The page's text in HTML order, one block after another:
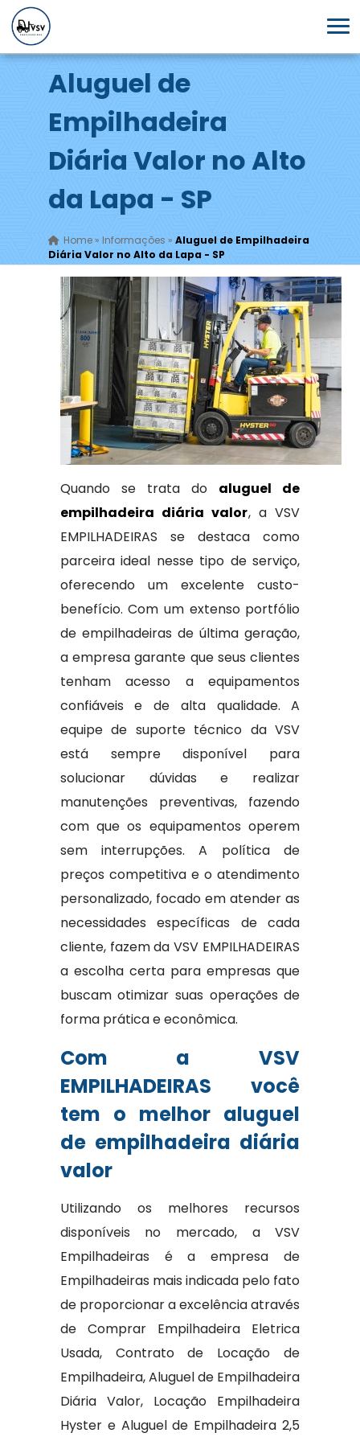
Aluguel de
Empilhadeira
Diária Valor no Alto
da Lapa - SP
Home» Informações » Aluguel de Empilhadeira
Diária Valor no Alto da Lapa - SP
Quando se trata do aluguel de
empilhadeira diária valor, a VSV
EMPILHADEIRAS se destaca como
parceira ideal nesse tipo de serviço,
oferecendo um excelente custo-
benefício. Com um extenso portfólio
de empilhadeiras de última geração,
a empresa garante que seus clientes
tenham acesso a equipamentos
confiáveis e de alta qualidade. A
equipe de suporte técnico da VSV
está sempre disponível para
solucionar dúvidas e realizar
manutenções preventivas, fazendo
com que os equipamentos operem
sem interrupções. A política de
preços competitiva e o atendimento
personalizado, focado em atender as
necessidades específicas de cada
cliente, fazem da VSV EMPILHADEIRAS
a escolha certa para empresas que
buscam otimizar suas operações de
forma prática e econômica.
Com a VSV
EMPILHADEIRAS você
tem o melhor aluguel
de empilhadeira diária
valor
Utilizando os melhores recursos
disponíveis no mercado, a VSV
Empilhadeiras é a empresa de
Empilhadeiras mais indicada pelo fato
de proporcionar a excelência através
de Comprar Empilhadeira Eletrica
Usada, Contrato de Locação de
Empilhadeira, Aluguel de Empilhadeira
Diária Valor, Locação Empilhadeira
Hyster e Aluguel de Empilhadeira 2,5